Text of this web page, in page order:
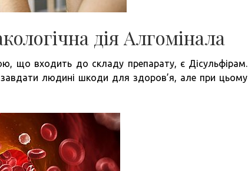
дія Алгомінала
що входить до складу препарату, є Дісульфірам.
людині шкоди для здоров’я, але при цьому